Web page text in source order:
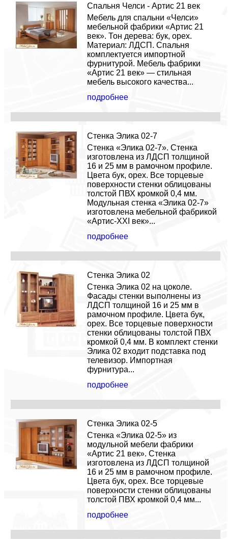
Спальня Челси - Артис 21 век
Мебель для спальни «Челси»
мебельной фабрики «Артис 21
век». Тон дерева: бук, орех.
Материал: ЛДСП. Спальня
комплектуется импортной
фурнитурой. Мебель фабрики
«Артис 21 век» — стильная
мебель высокого качества...
подробнее
Стенка Элика 02-7
Стенка «Элика 02-7». Стенка
изготовлена из ЛДСП толщиной
16 и 25 мм в рамочном профиле.
Цвета бук, орех. Все торцевые
поверхности стенки облицованы
толстой ПВХ кромкой 0,4 мм.
Модульная стенка «Элика 02-7»
изготовлена мебельной фабрикой
«Артис-XXI век»...
подробнее
Стенка Элика 02
Стенка Элика 02 на цоколе.
Фасады стенки выполнены из
ЛДСП толщиной 16 и 25 мм в
рамочном профиле. Цвета бук,
орех. Все торцевые поверхности
стенки облицованы толстой ПВХ
кромкой 0,4 мм. В комплект стенки
Элика 02 входит подставка под
телевизор. Импортная
фурнитура...
подробнее
Стенка Элика 02-5
Стенка «Элика 02-5» из
модульной мебели фабрики
«Артис 21 век». Стенка
изготовлена из ЛДСП толщиной
16 и 25 мм в рамочном профиле.
Цвета бук, орех. Все торцевые
поверхности стенки облицованы
толстой ПВХ кромкой 0,4 мм...
подробнее